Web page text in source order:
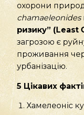
охорони
chamaeleonides
ризику” (Least
загрозою є
проживання
урбанізацію.
5 Цікавих факт
Хамелеоніс